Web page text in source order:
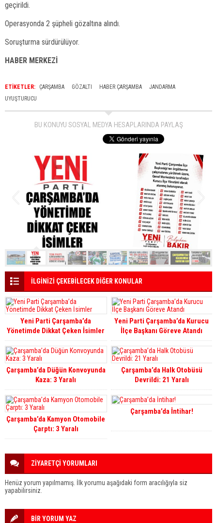
geçirildi.
Operasyonda 2 şüpheli gözaltına alındı.
Soruşturma sürdürülüyor.
HABER MERKEZİ
ETİKETLER: ÇARŞAMBA GÖZALTI HABER ÇARŞAMBA
JANDARMA
UYUŞTURUCU
BU KONUYU SOSYAL MEDYA HESAPLARINDA PAYLAŞ
İLGİNİZİ ÇEKEBİLECEK DİĞER KONULAR
Yeni Parti Çarşamba’da
Yönetimde Dikkat Çeken İsimler
Yeni Parti Çarşamba’da Kurucu
İlçe Başkanı Göreve Atandı
Çarşamba’da Düğün Konvoyunda
Kaza: 3 Yaralı
Çarşamba’da Halk Otobüsü
Devrildi: 21 Yaralı
Çarşamba’da Kamyon Otomobile
Çarptı: 3 Yaralı
Çarşamba’da İntihar!
ZİYARETÇİ YORUMLARI
Henüz yorum yapılmamış. İlk yorumu aşağıdaki form aracılığıyla siz
yapabilirsiniz.
BİR YORUM YAZ